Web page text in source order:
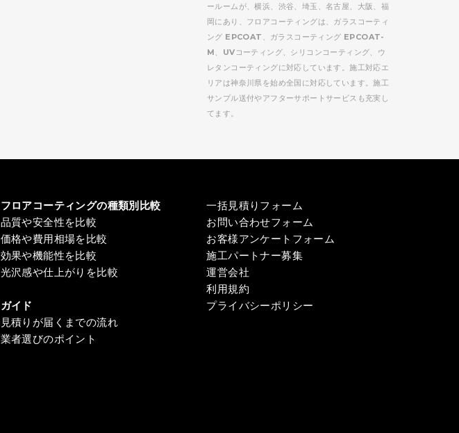
ールームが、横浜、渋谷、埼玉、名古屋、大阪、福
岡にあり、フロアコーティングは、ガラスコーティ
ング EPCOAT、ガラスコーティング EPCOAT-
M、UVコーティング、シリコンコーティング、ウ
レタンコーティングに対応しています。施工対応エ
リアは神奈川県を始め全国に対応しています。施工
サンプル送付やアフターサポートサービスも充実し
てます。
フロアコーティングの種類別比較
品質や安全性を比較
価格や費用相場を比較
効果や機能性を比較
光沢感や仕上がりを比較
ガイド
見積りが届くまでの流れ
業者選びのポイント
一括見積りフォーム
お問い合わせフォーム
お客様アンケートフォーム
施工パートナー募集
運営会社
利用規約
プライバシーポリシー